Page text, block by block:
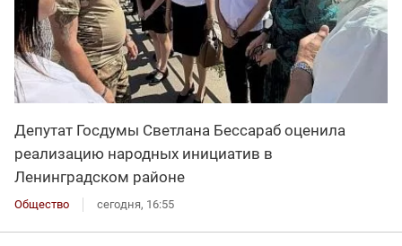
Депутат Госдумы Светлана Бессараб оценила
реализацию народных инициатив в
Ленинградском районе
Общество сегодня, 16:55